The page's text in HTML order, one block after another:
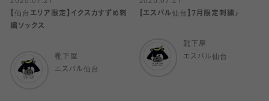
【仙台エリア限定】イクスカすずめ刺
繍ソックス
靴下屋
エスパル仙台
【エスパル仙台】7月限定刺繍♪
靴下屋
エスパル仙台